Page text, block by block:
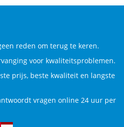
reden om terug te keren.
voor kwaliteitsproblemen.
prijs, beste kwaliteit en langste
vragen online 24 uur per